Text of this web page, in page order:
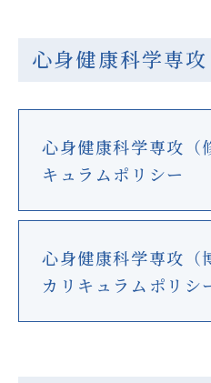
心身健康科学専攻
心身健康科学専攻（
キュラムポリシー
心身健康科学専攻（
カリキュラムポリシ